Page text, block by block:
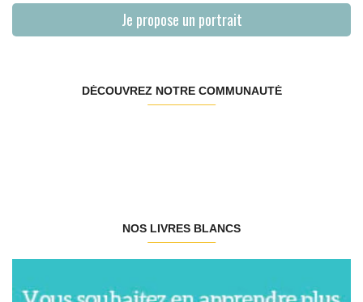
Je propose un portrait
DÉCOUVREZ NOTRE COMMUNAUTÉ
NOS LIVRES BLANCS